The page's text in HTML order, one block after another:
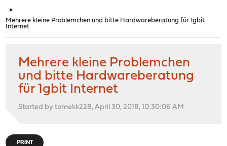
►
Mehrere kleine Problemchen und bitte Hardwareberatung für 1gbit
Internet
Mehrere kleine Problemchen
und bitte Hardwareberatung
für 1gbit Internet
Started by tomekk228, April 30, 2018, 10:30:06 AM
PRINT